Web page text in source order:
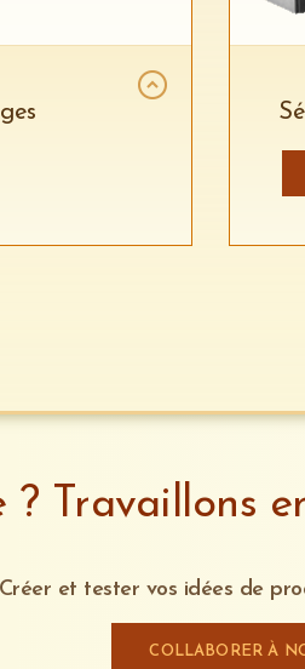
Travaillons
Créer et tester vos idées de
COLLABORER À